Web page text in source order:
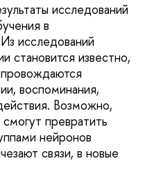
исследований
в
исследований
становится известно,
воспоминания,
Возможно,
превратить
нейронов
связи, в новые